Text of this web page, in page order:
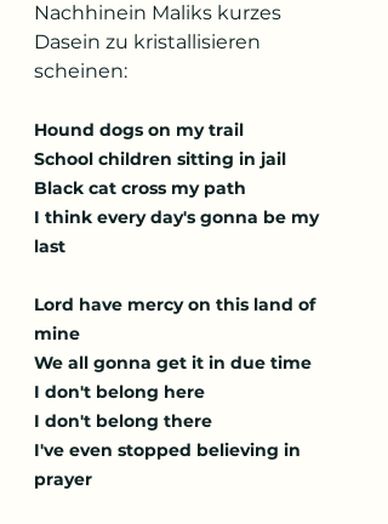
Nachhinein Maliks kurzes
Dasein zu kristallisieren
scheinen:
Hound dogs on my trail
School children sitting in jail
Black cat cross my path
I think every day's gonna be my
last
Lord have mercy on this land of
mine
We all gonna get it in due time
I don't belong here
I don't belong there
I've even stopped believing in
prayer